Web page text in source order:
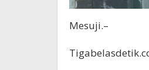
Mesuji.–